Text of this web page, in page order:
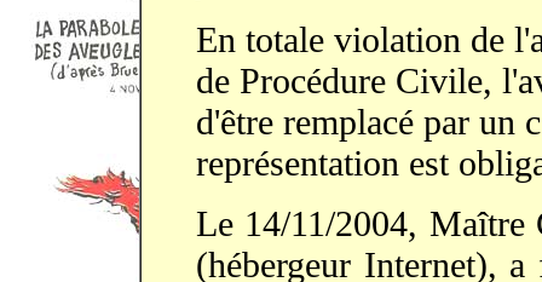
En totale violation de
de Procédure Civile,
d'être remplacé par un
représentation est
Le 14/11/2004, Maître
(hébergeur Internet),